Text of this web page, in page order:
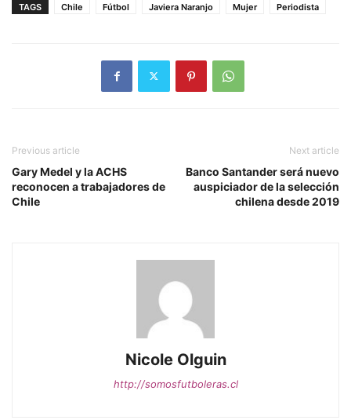
TAGS Chile Fútbol Javiera Naranjo Mujer Periodista
Previous article
Gary Medel y la ACHS
reconocen a trabajadores de
Chile
Next article
Banco Santander será nuevo
auspiciador de la selección
chilena desde 2019
Nicole Olguin
http://somosfutboleras.cl